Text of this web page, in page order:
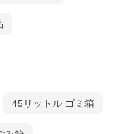
45リットル ゴミ箱